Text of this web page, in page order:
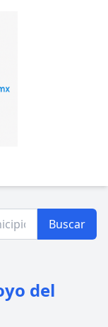
Buscar
del